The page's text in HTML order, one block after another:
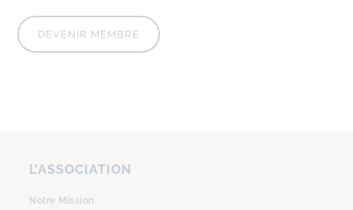
DEVENIR MEMBRE
L’ASSOCIATION
Notre Mission